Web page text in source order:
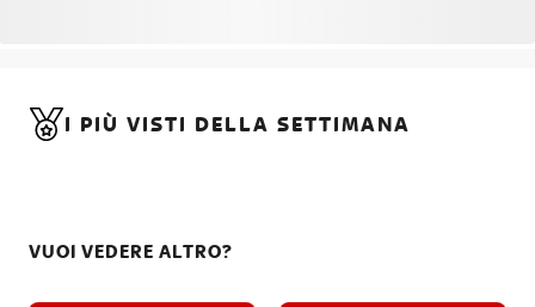
I PIÙ VISTI DELLA SETTIMANA
VUOI VEDERE ALTRO?